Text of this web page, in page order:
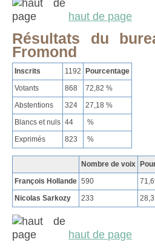
haut de page
Résultats du
Fromond
Inscrits 1192 Pourcentage
Votants
868
72,82 %
Abstentions
324
27,18 %
Blancs et nuls 44
%
Exprimés
823 %
Nombre de voix
François Hollande 590
Nicolas Sarkozy
233
haut de page